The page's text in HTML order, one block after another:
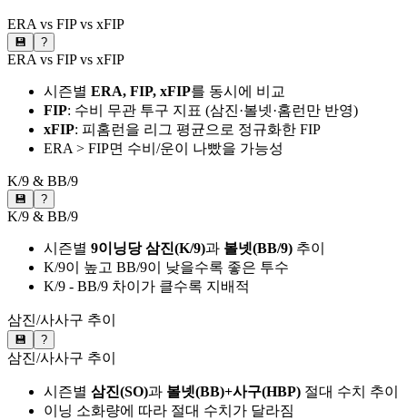
ERA vs FIP vs xFIP
💾 ?
ERA vs FIP vs xFIP
시즌별 ERA, FIP, xFIP를 동시에 비교
FIP: 수비 무관 투구 지표 (삼진·볼넷·홈런만 반영)
xFIP: 피홈런을 리그 평균으로 정규화한 FIP
ERA > FIP면 수비/운이 나빴을 가능성
K/9 & BB/9
💾 ?
K/9 & BB/9
시즌별 9이닝당 삼진(K/9)과 볼넷(BB/9) 추이
K/9이 높고 BB/9이 낮을수록 좋은 투수
K/9 - BB/9 차이가 클수록 지배적
삼진/사사구 추이
💾 ?
삼진/사사구 추이
시즌별 삼진(SO)과 볼넷(BB)+사구(HBP) 절대 수치 추이
이닝 소화량에 따라 절대 수치가 달라짐